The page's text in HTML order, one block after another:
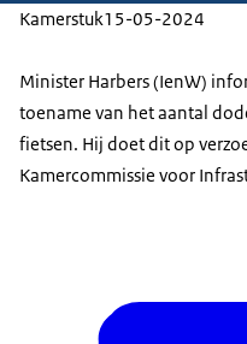
Kamerstuk15-05-2024
Minister Harbers (IenW)
toename van het aantal
fietsen. Hij doet dit op
Kamercommissie voor